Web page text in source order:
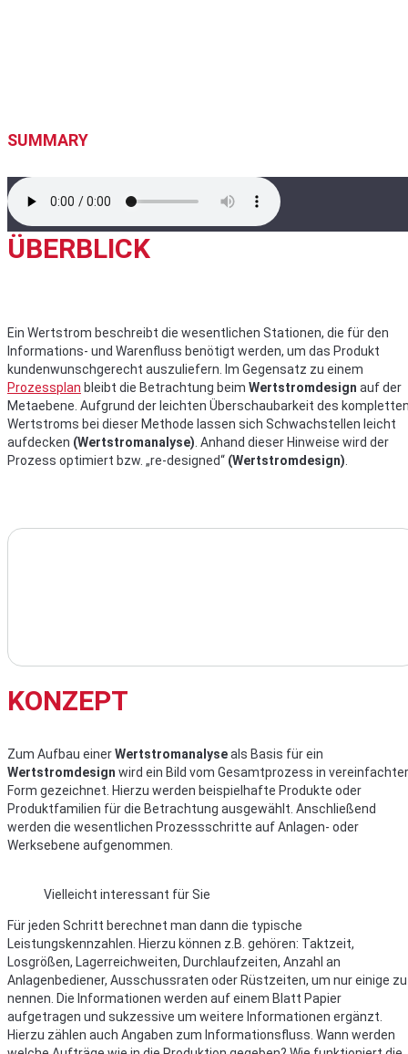
SUMMARY
ÜBERBLICK
Ein Wertstrom beschreibt die wesentlichen Stationen, die für den
Informations- und Warenfluss benötigt werden, um das Produkt
kundenwunschgerecht auszuliefern. Im Gegensatz zu einem
Prozessplan bleibt die Betrachtung beim Wertstromdesign auf der
Metaebene. Aufgrund der leichten Überschaubarkeit des
Wertstroms bei dieser Methode lassen sich Schwachstellen leicht
aufdecken (Wertstromanalyse) . Anhand dieser Hinweise wird der
Prozess optimiert bzw. „re-designed“ (Wertstromdesign)
KONZEPT
Zum Aufbau einerWertstromanalyseals Basis für ein
Wertstromdesign wird ein Bild vom Gesamtprozess in vereinfachter
Form gezeichnet. Hierzu werden beispielhafte Produkte oder
Produktfamilien für die Betrachtung ausgewählt. Anschließend
werden die wesentlichen Prozessschritte auf Anlagen- oder
Werksebene aufgenommen.
Vielleicht interessant für Sie
Für jeden Schritt berechnet man dann die typische
Leistungskennzahlen. Hierzu können z.B. gehören: Taktzeit,
Losgrößen, Lagerreichweiten, Durchlaufzeiten, Anzahl an
Anlagenbediener, Ausschussraten oder Rüstzeiten, um nur einige zu
nennen. Die Informationen werden auf einem Blatt Papier
aufgetragen und sukzessive um weitere Informationen ergänzt.
Hierzu zählen auch Angaben zum Informationsfluss. Wann werden